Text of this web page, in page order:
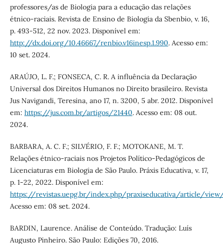
professores/as de Biologia para a educação das relações
étnico-raciais. Revista de Ensino de Biologia da Sbenbio, v. 16,
p. 493-512, 22 nov. 2023. Disponível em:
http://dx.doi.org/10.46667/renbio.v16inesp.1.990. Acesso em:
10 set. 2024.
ARAÚJO, L. F.; FONSECA, C. R. A influência da Declaração
Universal dos Direitos Humanos no Direito brasileiro. Revista
Jus Navigandi, Teresina, ano 17, n. 3200, 5 abr. 2012. Disponível
em: https://jus.com.br/artigos/21440. Acesso em: 08 out.
2024.
BARBARA, A. C. F.; SILVÉRIO, F. F.; MOTOKANE, M. T.
Relações étnico-raciais nos Projetos Político-Pedagógicos de
Licenciaturas em Biologia de São Paulo. Práxis Educativa, v. 17,
p. 1-22, 2022. Disponível em:
https://revistas.uepg.br/index.php/praxiseducativa/article/
Acesso em: 08 set. 2024.
BARDIN, Laurence. Análise de Conteúdo. Tradução: Luís
Augusto Pinheiro. São Paulo: Edições 70, 2016.